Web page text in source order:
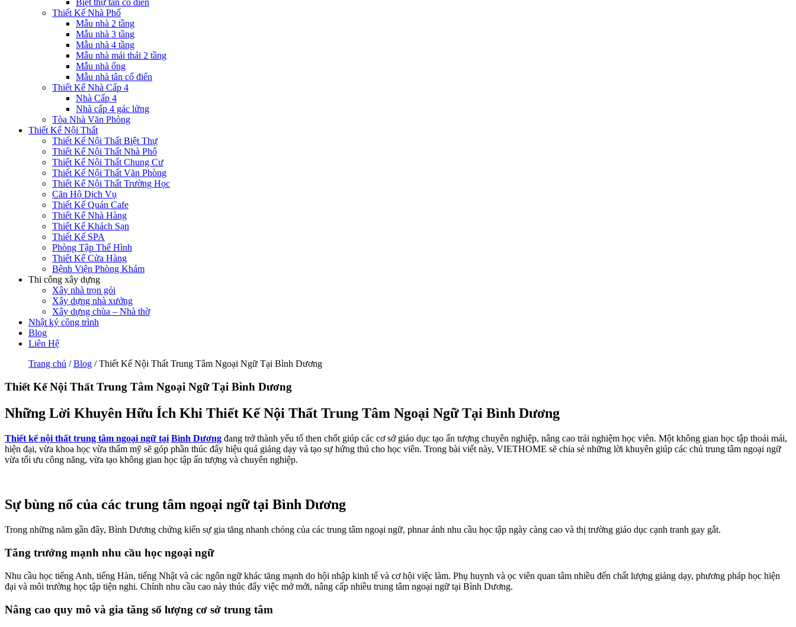
Biệt thự tân cổ điển
Thiết Kế Nhà Phố
Mẫu nhà 2 tầng
Mẫu nhà 3 tầng
Mẫu nhà 4 tầng
Mẫu nhà mái thái 2 tầng
Mẫu nhà ống
Mẫu nhà tân cổ điển
Thiết Kế Nhà Cấp 4
Nhà Cấp 4
Nhà cấp 4 gác lửng
Tòa Nhà Văn Phòng
Thiết Kế Nội Thất
Thiết Kế Nội Thất Biệt Thự
Thiết Kế Nội Thất Nhà Phố
Thiết Kế Nội Thất Chung Cư
Thiết Kế Nội Thất Văn Phòng
Thiết Kế Nội Thất Trường Học
Căn Hộ Dịch Vụ
Thiết Kế Quán Cafe
Thiết Kế Nhà Hàng
Thiết Kế Khách Sạn
Thiết Kế SPA
Phòng Tập Thể Hình
Thiết Kế Cửa Hàng
Bệnh Viện Phòng Khám
Thi công xây dựng
Xây nhà trọn gói
Xây dựng nhà xưởng
Xây dựng chùa – Nhà thờ
Nhật ký công trình
Blog
Liên Hệ
Trang chủ /Blog / Thiết Kế Nội Thất Trung Tâm Ngoại Ngữ Tại Bình Dương
Thiết Kế Nội Thất Trung Tâm Ngoại Ngữ Tại Bình Dương
Những Lời Khuyên Hữu Ích Khi Thiết Kế Nội Thất Trung Tâm Ngoại Ngữ Tại Bình Dương
Thiết kế nội thất trung tâm ngoại ngữ tại Bình Dương đang trở thành yếu tố then chốt giúp các cơ sở giáo dục tạo ấn tượng chuyên nghiệp, nâng cao trải nghiệm học viên. Một không gian học tập thoải mái,
hiện đại, vừa khoa học vừa thẩm mỹ sẽ góp phần thúc đẩy hiệu quả giảng dạy và tạo sự hứng thú cho học viên. Trong bài viết này, VIETHOME sẽ chia sẻ những lời khuyên giúp các chủ trung tâm ngoại ngữ
vừa tối ưu công năng, vừa tạo không gian học tập ấn tượng và chuyên nghiệp.
Sự bùng nổ của các trung tâm ngoại ngữ tại Bình Dương
Trong những năm gần đây, Bình Dương chứng kiến sự gia tăng nhanh chóng của các trung tâm ngoại ngữ, phnar ánh nhu cầu học tập ngày càng cao và thị trường giáo dục cạnh tranh gay gắt.
Tăng trưởng mạnh nhu cầu học ngoại ngữ
Nhu cầu học tiếng Anh, tiếng Hàn, tiếng Nhật và các ngôn ngữ khác tăng mạnh do hội nhập kinh tế và cơ hội việc làm. Phụ huynh và ọc viên quan tâm nhiều đến chất lượng giảng dạy, phương pháp học hiện
đại và môi trường học tập tiện nghi. Chính nhu cầu cao này thúc đẩy việc mở mới, nâng cấp nhiều trung tâm ngoại ngữ tại Bình Dương.
Nâng cao quy mô và gia tăng số lượng cơ sở trung tâm